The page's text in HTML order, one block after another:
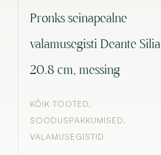
Pronks seinapealne
valamusegisti Deante Silia
20.8 cm, messing
KÕIK TOOTED,
SOODUSPAKKUMISED,
VALAMUSEGISTID